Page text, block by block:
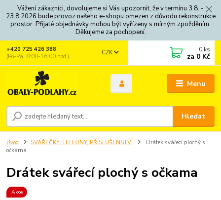
Vážení zákazníci, dovolujeme si Vás upozornit, že v termínu 3.8. -
23.8.2026 bude provoz našeho e-shopu omezen z důvodu rekonstrukce
prostor. Přijaté objednávky mohou být vyřízeny s mírným zpožděním.
Děkujeme za pochopení.
Menu
CZK
Hledat
+420 725 426 388
(Po-Pá, 8:00-16:00 hod.)
0 ks
za 0 Kč
Úvod SVÁŘEČKY, TEFLONY, PŘÍSLUŠENSTVÍ
Drátek svářecí plochý s
očkama
Drátek svářecí plochý s očkama
Akce